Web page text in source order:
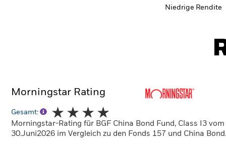
Niedrige Rendite
Morningstar Rating
Gesamt:
Morningstar-Rating für BGF China Bond Fund, Class I3 vom
30.Juni2026 im Vergleich zu den Fonds 157 und China Bond.